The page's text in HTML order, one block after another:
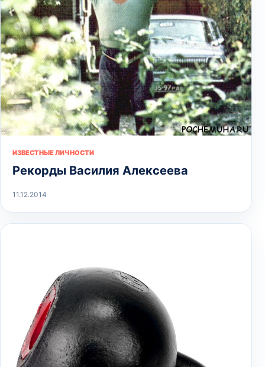
ИЗВЕСТНЫЕ ЛИЧНОСТИ
Рекорды Василия Алексеева
11.12.2014